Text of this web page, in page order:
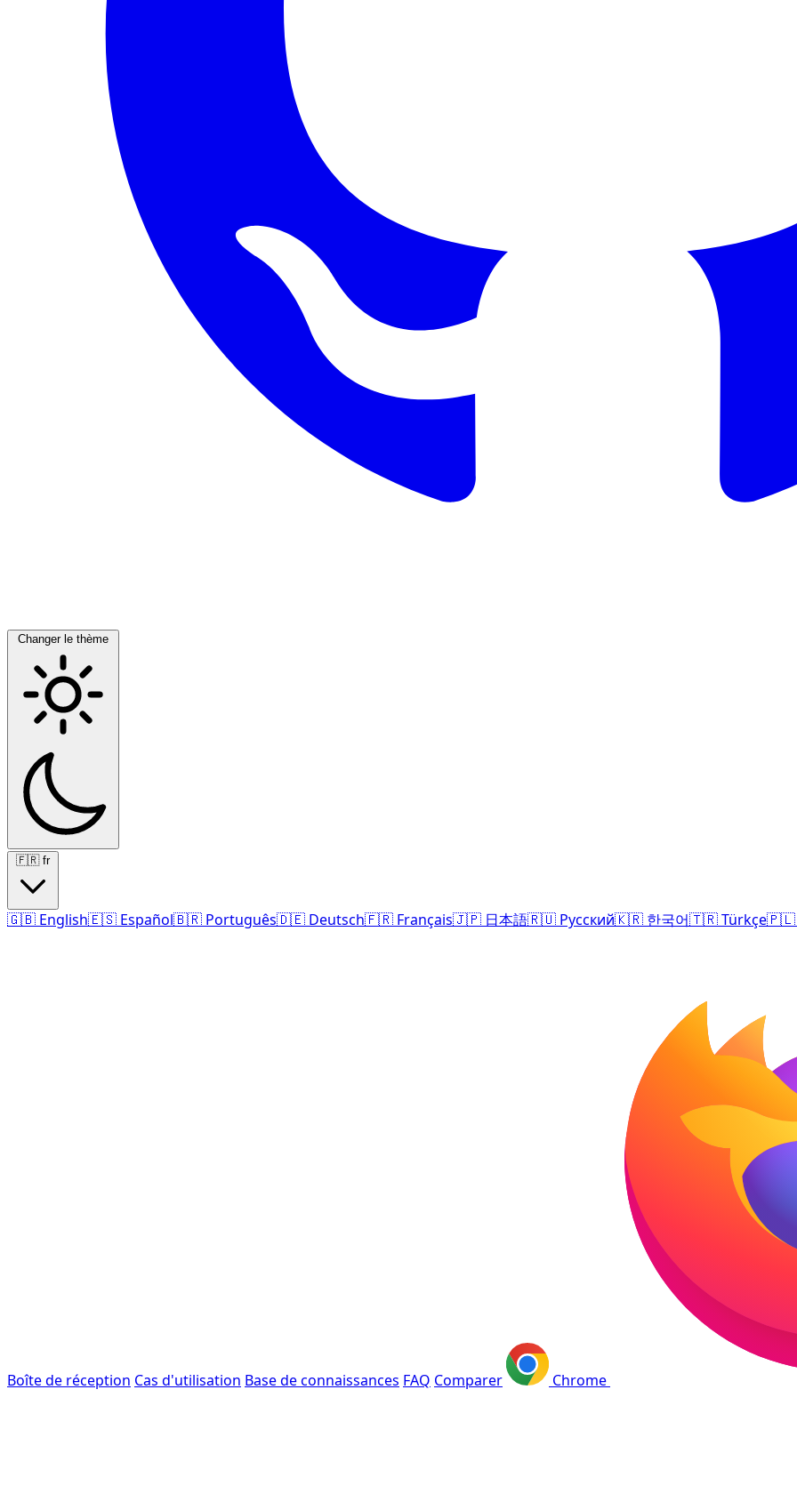
Changer le thème
🇫🇷 fr
🇬🇧 English🇪🇸 Español🇧🇷 Português🇩🇪 Deutsch🇫🇷 Français🇯🇵 日本語🇷🇺 Русский🇰🇷 한국어🇹🇷Türkçe🇵🇱
Boîte de réception Cas d'utilisation Base de connaissances FAQ Comparer Chrome